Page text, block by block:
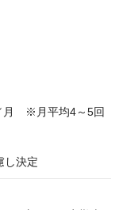
月　※月平均4～5回
し決定